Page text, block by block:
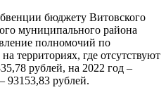
бюджету Витовского
муниципального района
полномочий по
территориях, где отсутствуют
рублей, на 2022 год –
93153,83 рублей.